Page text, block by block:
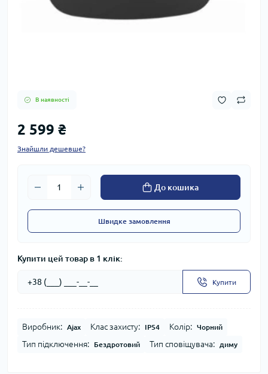
В наявності
2 599 ₴
Знайшли дешевше?
До кошика
Швидке замовлення
Купити цей товар в 1 клік:
Купити
Виробник: Ajax Клас захисту: IP54 Колір: Чорний
Тип підключення: Бездротовий Тип сповіщувача: диму